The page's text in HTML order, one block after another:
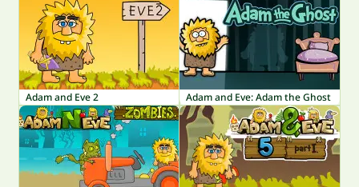
Adam and Eve 2 Adam and Eve: Adam the Ghost